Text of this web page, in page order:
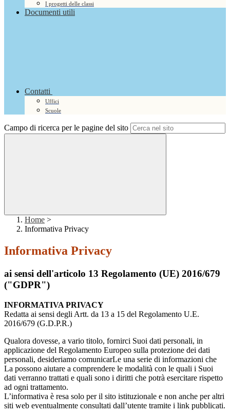
I progetti delle classi
Documenti utili
Contatti
Uffici
Scuole
Campo di ricerca per le pagine del sito
Home >
Informativa Privacy
Informativa Privacy
ai sensi dell'articolo 13 Regolamento (UE) 2016/679
("GDPR")
INFORMATIVA PRIVACY
Redatta ai sensi degli Artt. da 13 a 15 del Regolamento U.E.
2016/679 (G.D.P.R.)
Qualora dovesse, a vario titolo, fornirci Suoi dati personali, in
applicazione del Regolamento Europeo sulla protezione dei dati
personali, desideriamo comunicarLe una serie di informazioni che
La possono aiutare a comprendere le modalità con le quali i Suoi
dati verranno trattati e quali sono i diritti che potrà esercitare rispetto
ad ogni trattamento.
L’informativa è resa solo per il sito istituzionale e non anche per altri
siti web eventualmente consultati dall’utente tramite i link pubblicati.